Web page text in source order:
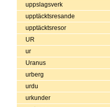
uppslagsverk
upptäcktsresande
upptäcktsresor
UR
ur
Uranus
urberg
urdu
urkunder